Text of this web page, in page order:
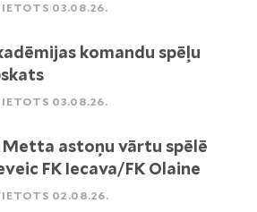
03.08.26.
komandu spēļu
03.08.26.
Metta astoņu vārtu spēlē
FK Iecava/FK Olaine
02.08.26.